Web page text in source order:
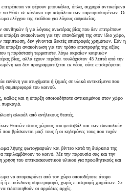
επιτρέπεται να φέρουν μπουκάλια, όπλα, αιχμηρά αντικείμενα
να θέσει σε κίνδυνο την ασφάλεια των παρευρισκομένων. Οι
ελέγχου της εισόδου για λόγους ασφαλείας.
συνθηκών ή για λόγους ανωτέρας βίας που δεν επιτρέπουν
υπάρξει ανακοίνωση για την επανάληψή της στον ίδιο χώρο,
περίπτωση, δεν γίνονται δεκτές επιστροφές χρημάτων. Εάν η
υπάρξει ανακοίνωση για τον τρόπο επιστροφής της αξίας
η παράσταση τερματιστεί λόγω ακραίων καιρικών
βίας, αλλά έχουν περάσει τουλάχιστον 45 λεπτά από την
και δεν προγραμματίζεται εκ νέου, ούτε επιστρέφεται
ευθύνη για ατυχήματα ή ζημιές σε υλικά αντικείμενα που
συμπεριφορά του κοινού.
καθώς και η ύπαρξη οποιουδήποτε αντικειμένου στον χώρο
αλκοόλ από ανήλικους θεατές.
θεατών στους χώρους του φεστιβάλ και των συναυλιών
που βρίσκονται μαζί τους ή οι κηδεμόνες τους που τυχόν
λήψης φωτογραφιών και βίντεο κατά τη διάρκεια της
περιλαμβάνουν το κοινό. Με την παρουσία σας και την
χρήση του οπτικοακουστικού υλικού για προωθητικούς και
να απομακρύνει από τον χώρο οποιοδήποτε άτομο
ή επικίνδυνη συμπεριφορά, χωρίς επιστροφή χρημάτων. Σε
ειδοποιηθούν οι αρμόδιες αρχές.